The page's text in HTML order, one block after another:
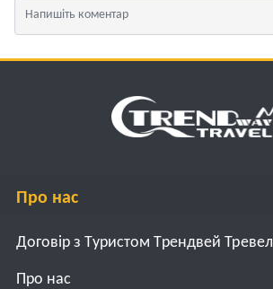
Про нас
Договір з Туристом Трендвей Тревел
Про нас